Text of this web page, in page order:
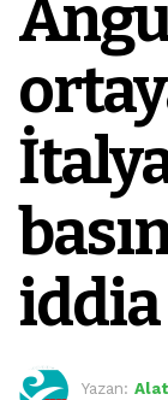
iddia
Yazan: